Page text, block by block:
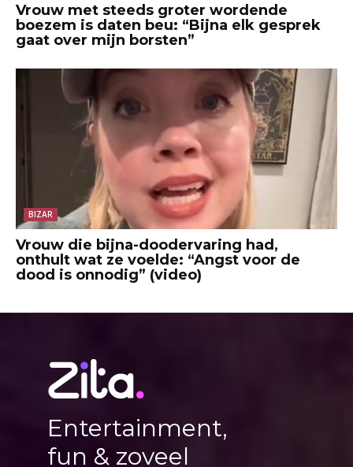
Vrouw met steeds groter wordende
boezem is daten beu: “Bijna elk gesprek
gaat over mijn borsten”
BIZAR
Vrouw die bijna-doodervaring had,
onthult wat ze voelde: “Angst voor de
dood is onnodig” (video)
Entertainment,
fun & zoveel